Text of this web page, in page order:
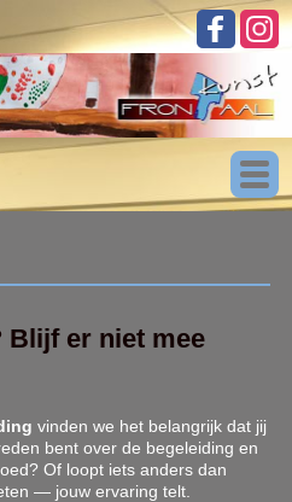
Blijf er niet mee
vinden we het belangrijk dat jij
bent over de begeleiding en
Of loopt iets anders dan
— jouw ervaring telt.